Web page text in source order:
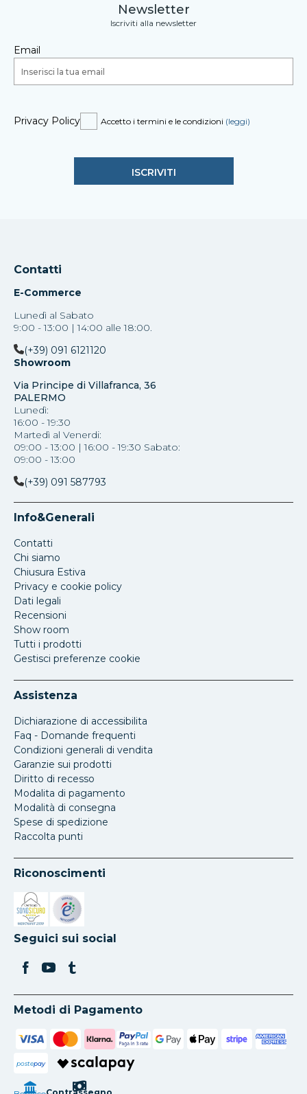
Newsletter
Iscriviti alla newsletter
Email
Privacy Policy Accetto i termini e le condizioni (leggi)
Contatti
E-Commerce
Lunedì al Sabato
9:00 - 13:00 | 14:00 alle 18:00.
(+39) 091 6121120
Showroom
Via Principe di Villafranca, 36
PALERMO
Lunedì:
16:00 - 19:30
Martedì al Venerdi:
09:00 - 13:00 | 16:00 - 19:30 Sabato:
09:00 - 13:00
(+39) 091 587793
Info&Generali
Contatti
Chi siamo
Chiusura Estiva
Privacy e cookie policy
Dati legali
Recensioni
Show room
Tutti i prodotti
Gestisci preferenze cookie
Assistenza
Dichiarazione di accessibilita
Faq - Domande frequenti
Condizioni generali di vendita
Garanzie sui prodotti
Diritto di recesso
Modalita di pagamento
Modalità di consegna
Spese di spedizione
Raccolta punti
Riconoscimenti
Si apre in una nuova scheda
Si apre in una nuova scheda
Seguici sui social
Metodi di Pagamento
postepay